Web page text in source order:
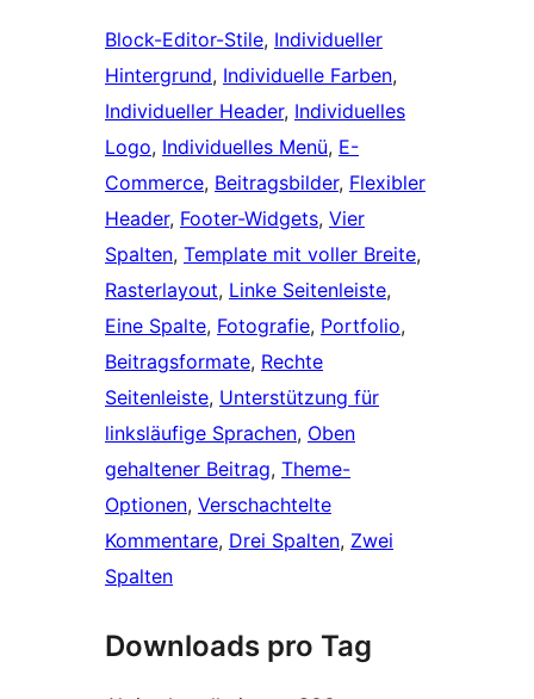
Block-Editor-Stile, Individueller
Hintergrund, Individuelle Farben
Individueller Header, Individuelles
Logo, Individuelles Menü, E-
Commerce, Beitragsbilder, Flexibler
Header, Footer-Widgets, Vier
Spalten, Template mit voller Breite
Rasterlayout, Linke Seitenleiste
Eine Spalte, Fotografie, Portfolio
Beitragsformate, Rechte
Seitenleiste, Unterstützung für
linksläufige Sprachen, Oben
gehaltener Beitrag, Theme-
Optionen, Verschachtelte
Kommentare, Drei Spalten, Zwei
Spalten
Downloads pro Tag